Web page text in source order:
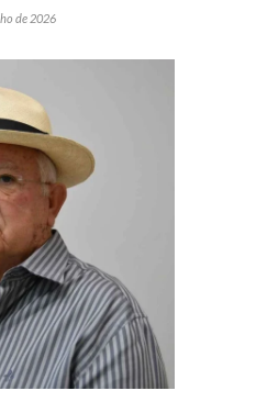
de 2026